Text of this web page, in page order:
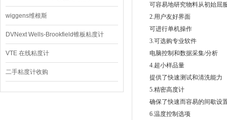
wiggens维根斯
DVNext Wells-Brookfield锥板粘度计
VTE 在线粘度计
二手粘度计收购
可容易地研究物料从初始屈
2.用户友好界面
可进行单机操作
3.可选购专业软件
电脑控制和数据采集/分析
4.超小样品量
提供了快速测试和清洗能力
5.精密高度计
确保了快速而容易的间歇设
6.温度控制选项